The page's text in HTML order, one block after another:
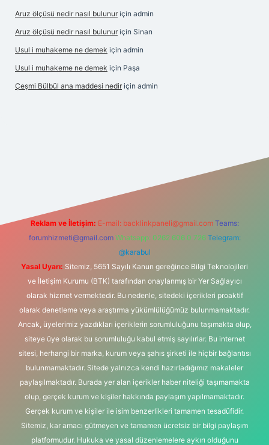
Aruz ölçüsü nedir nasıl bulunur için admin
Aruz ölçüsü nedir nasıl bulunur için Sinan
Usul i muhakeme ne demek için admin
Usul i muhakeme ne demek için Paşa
Çeşmi Bülbül ana maddesi nedir için admin
Reklam ve İletişim: E-mail: backlinkpaneli@gmail.com Teams:
forumhizmeti@gmail.com Whatsapp: 0262 606 0 726 Telegram:
@karabul
Yasal Uyarı: Sitemiz, 5651 Sayılı Kanun gereğince Bilgi Teknolojileri
ve İletişim Kurumu (BTK) tarafından onaylanmış bir Yer Sağlayıcı
olarak hizmet vermektedir. Bu nedenle, sitedeki içerikleri proaktif
olarak denetleme veya araştırma yükümlülüğümüz bulunmamaktadır.
Ancak, üyelerimiz yazdıkları içeriklerin sorumluluğunu taşımakta olup,
siteye üye olarak bu sorumluluğu kabul etmiş sayılırlar. Bu internet
sitesi, herhangi bir marka, kurum veya şahıs şirketi ile hiçbir bağlantısı
bulunmamaktadır. Sitede yalnızca kendi hazırladığımız makaleler
paylaşılmaktadır. Burada yer alan içerikler haber niteliği taşımamakta
olup, gerçek kurum ve kişiler hakkında paylaşım yapılmamaktadır.
Gerçek kurum ve kişiler ile isim benzerlikleri tamamen tesadüfidir.
Sitemiz, kar amacı gütmeyen ve tamamen ücretsiz bir bilgi paylaşım
platformudur. Hukuka ve yasal düzenlemelere aykırı olduğunu